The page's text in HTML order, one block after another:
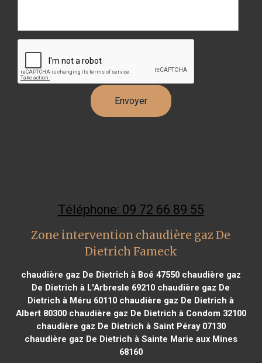
Téléphone: 09 72 66 89 55
Zone intervention chaudière gaz De
Dietrich Fameck
chaudière gaz De Dietrich à Boé 47550chaudière gaz
De Dietrich à L'Arbresle 69210 chaudière gaz De
Dietrich à Méru 60110 chaudière gaz De Dietrich à
Albert 80300chaudière gaz De Dietrich à Condom 32100
chaudière gaz De Dietrich à Saint Péray 07130
chaudière gaz De Dietrich à Sainte Marie aux Mines
68160